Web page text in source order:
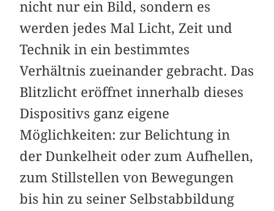
nicht nur ein Bild, sondern es
werden jedes Mal Licht, Zeit und
Technik in ein bestimmtes
Verhältnis zueinander gebracht. Das
Blitzlicht eröffnet innerhalb dieses
Dispositivs ganz eigene
Möglichkeiten: zur Belichtung in
der Dunkelheit oder zum Aufhellen,
zum Stillstellen von Bewegungen
bis hin zu seiner Selbstabbildung